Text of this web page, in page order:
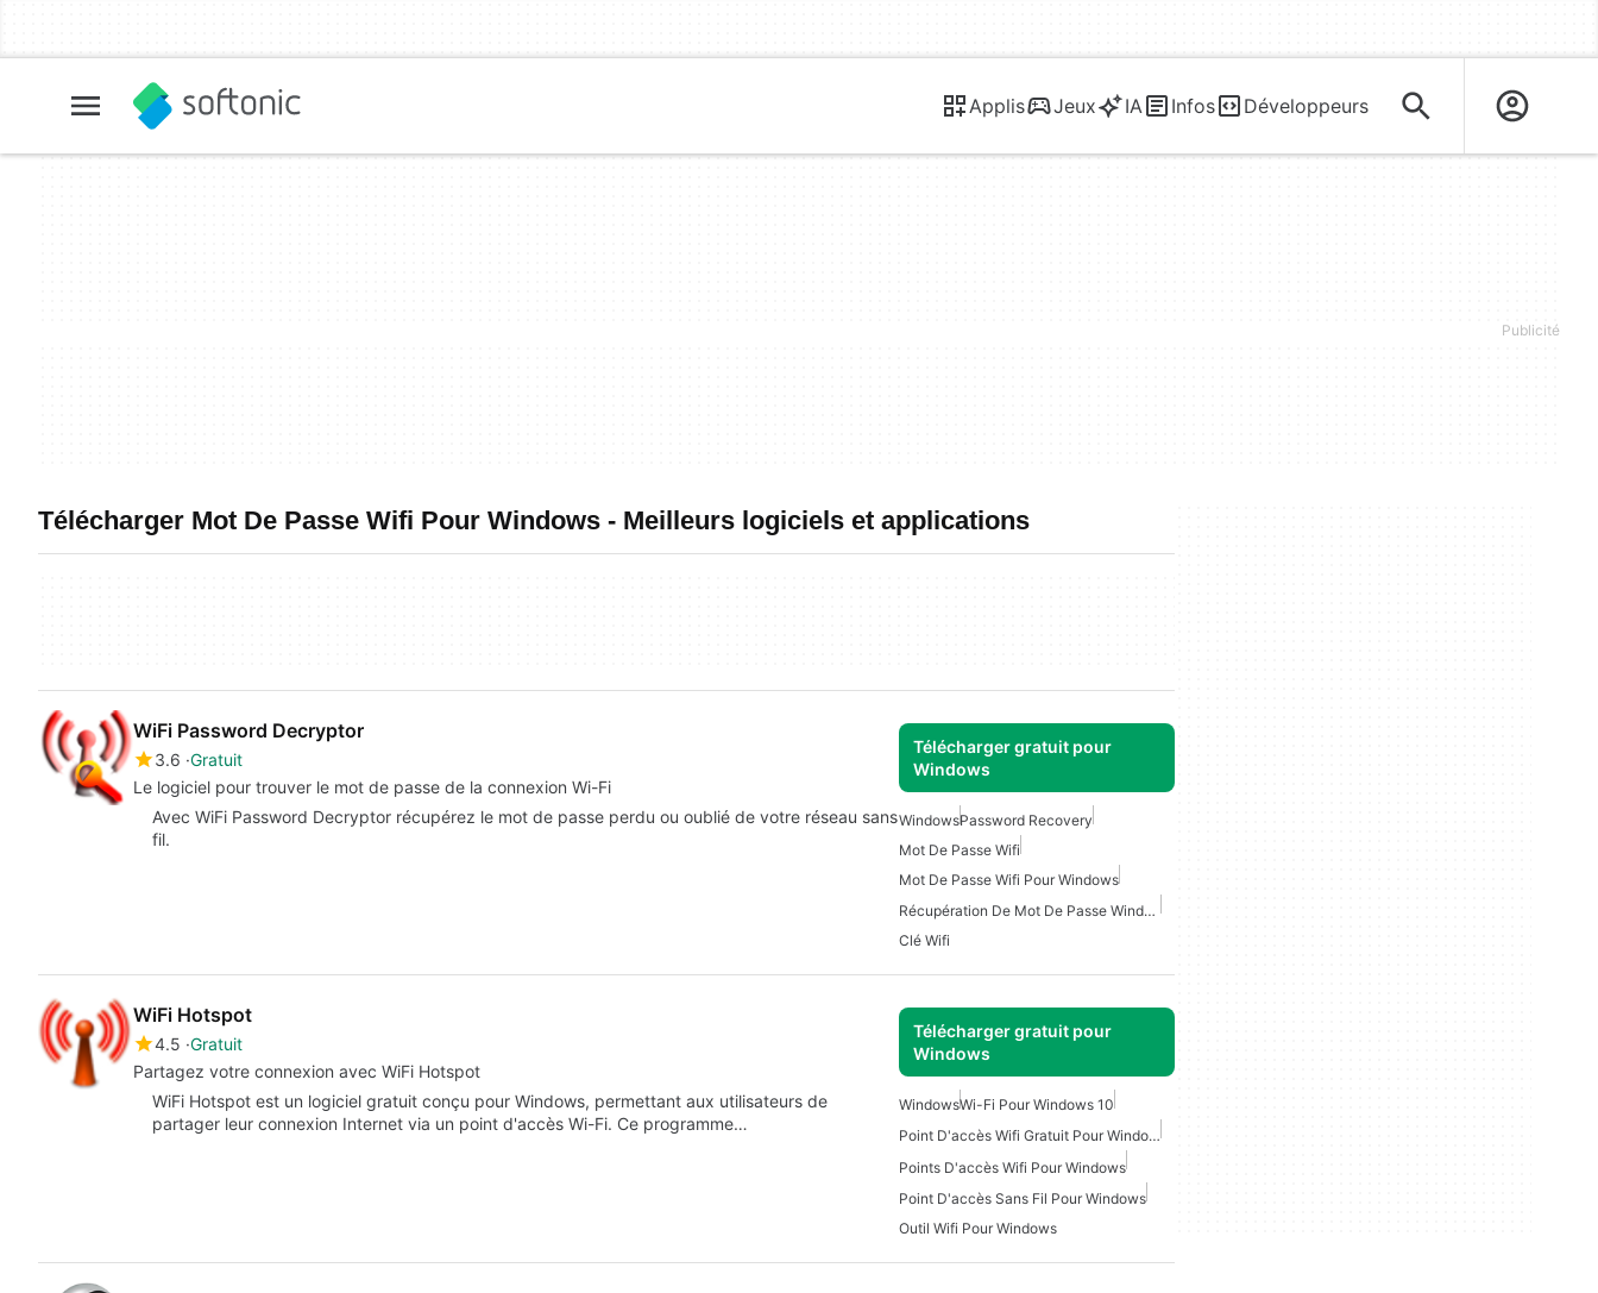
Applis Jeux IA Infos Développeurs
Télécharger Mot De Passe Wifi Pour Windows - Meilleurs logiciels et applications
WiFi Password Decryptor
3.6 Gratuit
Le logiciel pour trouver le mot de passe de la connexion Wi-Fi
Télécharger gratuit pour
Windows
Avec WiFi Password Decryptor récupérez le mot de passe perdu ou oublié de votre réseau sans
fil.
WindowsPassword Recovery
Mot De Passe Wifi
Mot De Passe Wifi Pour Windows
Récupération De Mot De Passe Windows Pour Windows
Clé Wifi
WiFi Hotspot
4.5 Gratuit
Partagez votre connexion avec WiFi Hotspot
Télécharger gratuit pour
Windows
WiFi Hotspot est un logiciel gratuit conçu pour Windows, permettant aux utilisateurs de
partager leur connexion Internet via un point d'accès Wi-Fi. Ce programme…
WindowsWi-Fi Pour Windows 10
Point D'accès Wifi Gratuit Pour Windows
Points D'accès Wifi Pour Windows
Point D'accès Sans Fil Pour Windows
Outil Wifi Pour Windows